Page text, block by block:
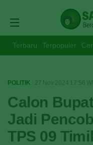
Terbaru Terpopuler
POLITIK · 27 Nov 2024 17:56
Calon
Jadi
TPS 09